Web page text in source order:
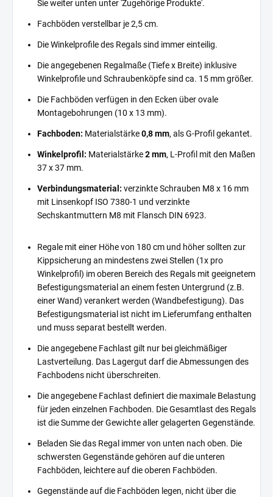
Sie weiter unten unter 'Zugehörige Produkte'.
Fachböden verstellbar je 2,5 cm.
Die Winkelprofile des Regals sind immer einteilig.
Die angegebenen Regalmaße (Tiefe x Breite) inklusive
Winkelprofile und Schraubenköpfe sind ca. 15 mm größer.
Die Fachböden verfügen in den Ecken über ovale
Montagebohrungen (10 x 13 mm).
Fachboden: Materialstärke0,8 mm, als G-Profil gekantet.
Winkelprofil: Materialstärke2 mm, L-Profil mit den Maßen
37 x 37 mm.
Verbindungsmaterial: verzinkte Schrauben M8 x 16 mm
mit Linsenkopf ISO 7380-1 und verzinkte
Sechskantmuttern M8 mit Flansch DIN 6923.
Regale mit einer Höhe von 180 cm und höher sollten zur
Kippsicherung an mindestens zwei Stellen (1x pro
Winkelprofil) im oberen Bereich des Regals mit geeignetem
Befestigungsmaterial an einem festen Untergrund (z.B.
einer Wand) verankert werden (Wandbefestigung). Das
Befestigungsmaterial ist nicht im Lieferumfang enthalten
und muss separat bestellt werden.
Die angegebene Fachlast gilt nur bei gleichmäßiger
Lastverteilung. Das Lagergut darf die Abmessungen des
Fachbodens nicht überschreiten.
Die angegebene Fachlast definiert die maximale Belastung
für jeden einzelnen Fachboden. Die Gesamtlast des Regals
ist die Summe der Gewichte aller gelagerten Gegenstände.
Beladen Sie das Regal immer von unten nach oben. Die
schwersten Gegenstände gehören auf die unteren
Fachböden, leichtere auf die oberen Fachböden.
Gegenstände auf die Fachböden legen, nicht über die